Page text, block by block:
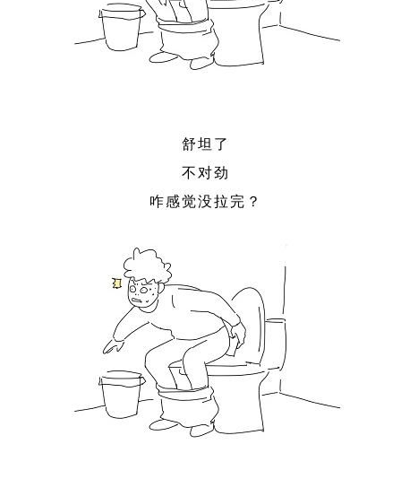
舒坦了
不对劲
咋感觉没拉完？